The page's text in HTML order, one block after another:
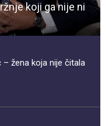
koji ga nije ni
– žena koja nije čitala